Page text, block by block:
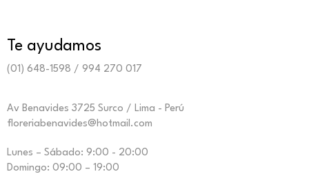
Te ayudamos
(01) 648-1598 / 994 270 017
Av Benavides 3725 Surco / Lima - Perú
floreriabenavides@hotmail.com
Lunes – Sábado: 9:00 - 20:00
Domingo: 09:00 – 19:00